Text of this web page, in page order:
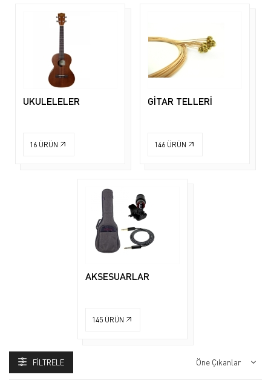
UKULELELER
16 ÜRÜN
GİTAR TELLERİ
146 ÜRÜN
AKSESUARLAR
145 ÜRÜN
FILTRELE